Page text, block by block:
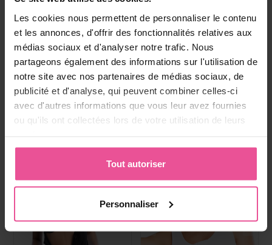
Les cookies nous permettent de personnaliser le contenu
et les annonces, d'offrir des fonctionnalités relatives aux
médias sociaux et d'analyser notre trafic. Nous
partageons également des informations sur l'utilisation de
notre site avec nos partenaires de médias sociaux, de
publicité et d'analyse, qui peuvent combiner celles-ci
avec d'autres informations que vous leur avez fournies
ou qu'ils ont collectées lors de votre utilisation de leurs
Tout autoriser
Personnaliser
réclamations
Produits les plus vendus